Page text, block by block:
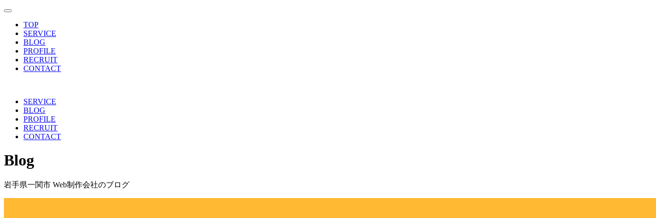
toggle navigation
TOP
SERVICE
BLOG
PROFILE
RECRUIT
CONTACT
SERVICE
BLOG
PROFILE
RECRUIT
CONTACT
Blog
岩手県一関市 Web制作会社のブログ